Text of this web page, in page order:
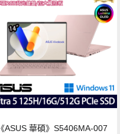
《ASUS 華碩》S5406MA-007